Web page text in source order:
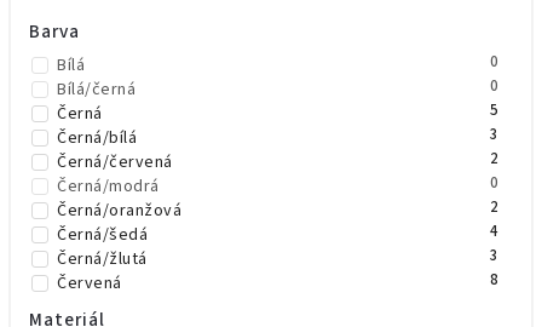
Barva
Bílá 0
Bílá/černá 0
Černá 5
Černá/bílá 3
Černá/červená 2
Černá/modrá 0
Černá/oranžová 2
Černá/šedá 4
Černá/žlutá 3
Červená 8
Modrá
Materiál